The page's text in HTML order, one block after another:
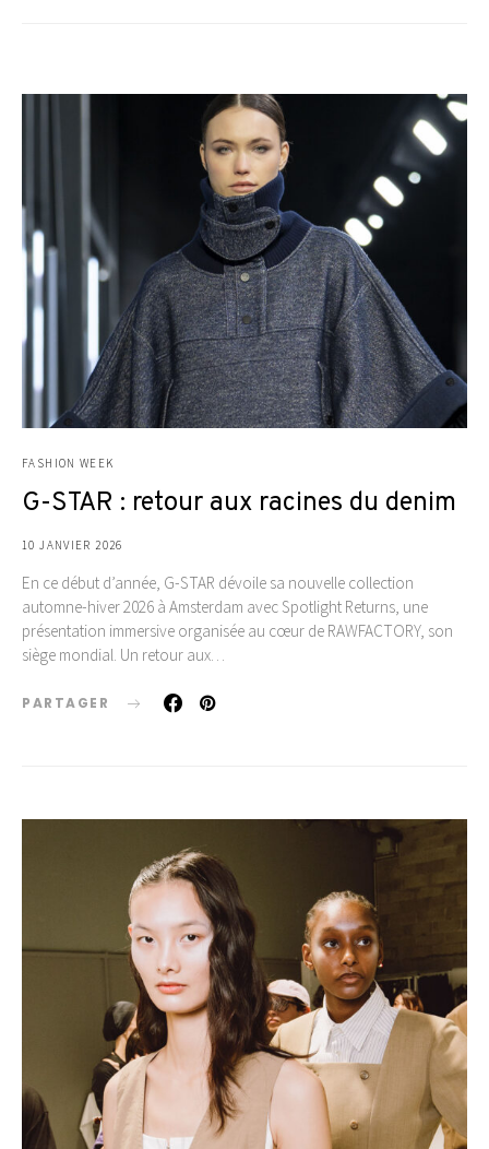
FASHION WEEK
G-STAR : retour aux racines du denim
10 JANVIER 2026
En ce début d’année, G-STAR dévoile sa nouvelle collection
automne-hiver 2026 à Amsterdam avec Spotlight Returns, une
présentation immersive organisée au cœur de RAWFACTORY, son
siège mondial. Un retour aux…
PARTAGER